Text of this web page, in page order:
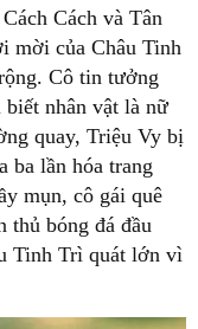
Cách và Tân
mời của Châu Tinh
Cô tin tưởng
nhân vật là nữ
quay, Triệu Vy bị
ba lần hóa trang
mụn, cô gái quê
thủ bóng đá đầu
Tinh Trì quát lớn vì